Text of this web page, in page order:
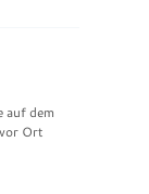
auf dem
Ort